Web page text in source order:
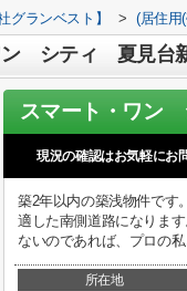
グランベスト】 > (居住用
ン シティ 夏見台
現況の確認はお気軽にお
築2年以内の築浅物件です
適した南側道路になりま
ないのであれば、プロの
所在地